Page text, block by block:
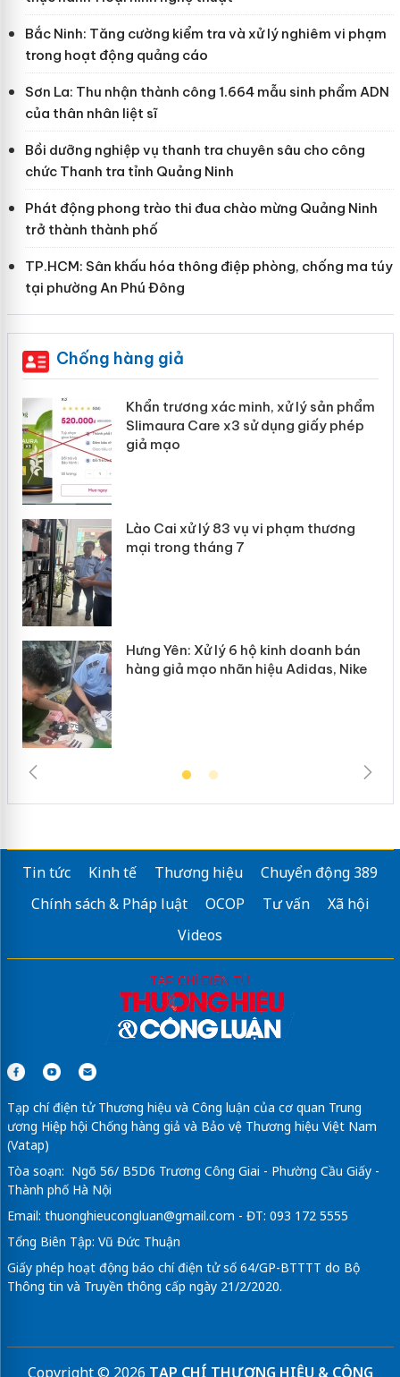
Bắc Ninh: Tăng cường kiểm tra và xử lý nghiêm vi phạm
trong hoạt động quảng cáo
Sơn La: Thu nhận thành công 1.664 mẫu sinh phẩm ADN
của thân nhân liệt sĩ
Bồi dưỡng nghiệp vụ thanh tra chuyên sâu cho công
chức Thanh tra tỉnh Quảng Ninh
Phát động phong trào thi đua chào mừng Quảng Ninh
trở thành thành phố
TP.HCM: Sân khấu hóa thông điệp phòng, chống ma túy
tại phường An Phú Đông
Chống hàng giả
Khẩn trương xác minh, xử lý sản phẩm
Slimaura Care x3 sử dụng giấy phép
giả mạo
Lào Cai xử lý 83 vụ vi phạm thương
mại trong tháng 7
Hưng Yên: Xử lý 6 hộ kinh doanh bán
hàng giả mạo nhãn hiệu Adidas, Nike
Tin tức Kinh tế Thương hiệu
Chuyển động 389
Chính sách & Pháp luật
OCOP Tư vấn
Xã hội
Videos
Tạp chí điện tử Thương hiệu và Công luận của cơ quan Trung
ương Hiệp hội Chống hàng giả và Bảo vệ Thương hiệu Việt Nam
(Vatap)
Tòa soạn: Ngõ 56/ B5D6 Trương Công Giai - Phường Cầu Giấy -
Thành phố Hà Nội
Email: thuonghieucongluan@gmail.com - ĐT: 093 172 5555
Tổng Biên Tập: Vũ Đức Thuận
Giấy phép hoạt động báo chí điện tử số 64/GP-BTTTT do Bộ
Thông tin và Truyền thông cấp ngày 21/2/2020.
Copyright © 2026 TẠP CHÍ THƯƠNG HIỆU & CÔNG